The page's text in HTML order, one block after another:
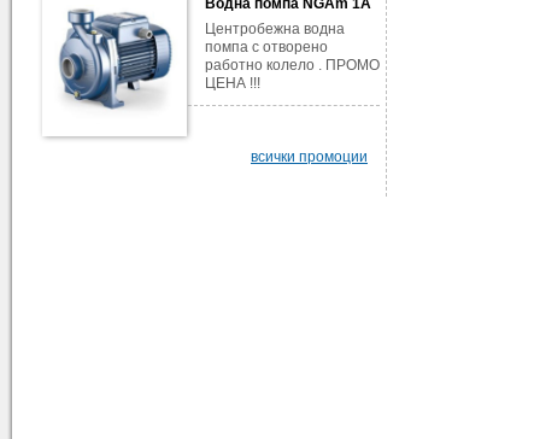
Водна помпа NGAm 1A
Центробежна водна
помпа с отворено
работно колело . ПРОМО
ЦЕНА !!!
всички промоции